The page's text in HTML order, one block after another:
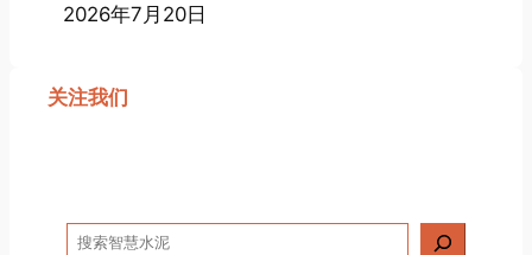
2026年7月20日
关注我们
搜